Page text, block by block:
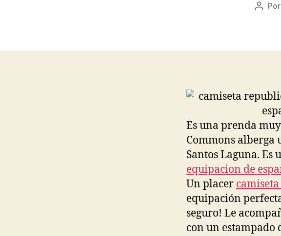
Autor
Por
Es una prenda
Commons alberga
Santos Laguna.
equipacion de
Un placer
equipación
seguro! Le
con un estampado